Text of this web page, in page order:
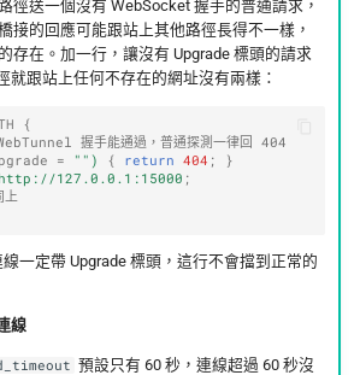
徑送一個沒有 WebSocket 握手的普通請求，
接的回應可能跟站上其他路徑長得不一樣，
存在。加一行，讓沒有 Upgrade 標頭的請求
就跟站上任何不存在的網址沒有兩樣：
{
握手能通過，普通探測一律回 404
= "") { return 404 ;
}
http://127.0.0.1:15000 ;
上
一定帶 Upgrade 標頭，這行不會擋到正常的
線
預設只有 60 秒，連線超過 60 秒沒